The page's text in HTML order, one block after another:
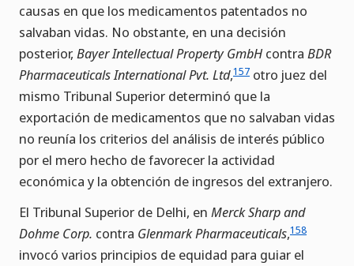
causas en que los medicamentos patentados no
salvaban vidas. No obstante, en una decisión
posterior, Bayer Intellectual Property GmbH contra BDR
Pharmaceuticals International Pvt. Ltd,157 otro juez del
mismo Tribunal Superior determinó que la
exportación de medicamentos que no salvaban vidas
no reunía los criterios del análisis de interés público
por el mero hecho de favorecer la actividad
económica y la obtención de ingresos del extranjero.
El Tribunal Superior de Delhi, en Merck Sharp and
Dohme Corp. contra Glenmark Pharmaceuticals,158
invocó varios principios de equidad para guiar el